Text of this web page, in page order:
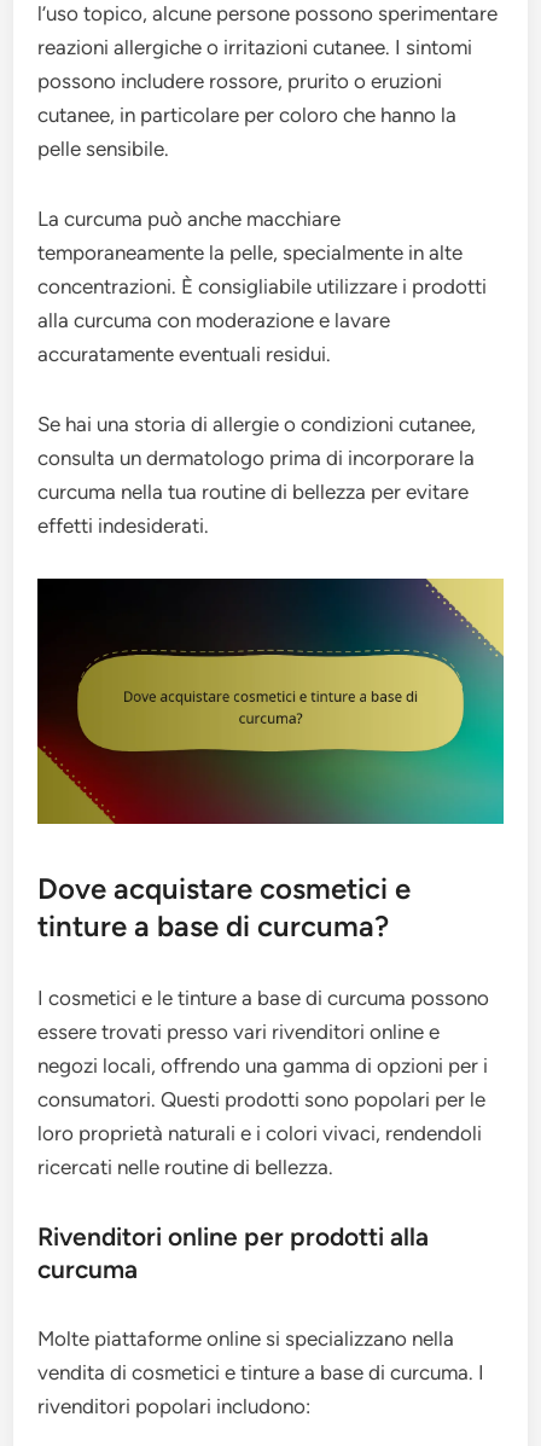
l’uso topico, alcune persone possono sperimentare
reazioni allergiche o irritazioni cutanee. I sintomi
possono includere rossore, prurito o eruzioni
cutanee, in particolare per coloro che hanno la
pelle sensibile.
La curcuma può anche macchiare
temporaneamente la pelle, specialmente in alte
concentrazioni. È consigliabile utilizzare i prodotti
alla curcuma con moderazione e lavare
accuratamente eventuali residui.
Se hai una storia di allergie o condizioni cutanee,
consulta un dermatologo prima di incorporare la
curcuma nella tua routine di bellezza per evitare
effetti indesiderati.
Dove acquistare cosmetici e
tinture a base di curcuma?
I cosmetici e le tinture a base di curcuma possono
essere trovati presso vari rivenditori online e
negozi locali, offrendo una gamma di opzioni per i
consumatori. Questi prodotti sono popolari per le
loro proprietà naturali e i colori vivaci, rendendoli
ricercati nelle routine di bellezza.
Rivenditori online per prodotti alla
curcuma
Molte piattaforme online si specializzano nella
vendita di cosmetici e tinture a base di curcuma. I
rivenditori popolari includono: